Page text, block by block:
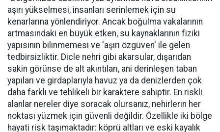
aşırı yükselmesi, insanları serinlemek için su
kenarlarına yönlendiriyor. Ancak boğulma vakalarının
artmasındaki en büyük etken, su kaynaklarının fiziki
yapısının bilinmemesi ve 'aşırı özgüven' ile gelen
tedbirsizliktir. Dicle nehri gibi akarsular, dışarıdan
sakin görünse de alt akıntıları, ani derinleşen taban
yapıları ve girdaplarıyla havuz ya da denizlerden çok
daha farklı ve tehlikeli bir karaktere sahiptir. En riskli
alanlar nereler diye soracak olursanız, nehirlerin her
noktası yüzmek için güvenli değildir. Özellikle iki bölge
hayati risk taşımaktadır: köprü altları ve eski kayalık